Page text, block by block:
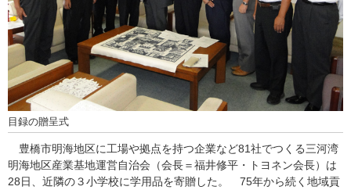
目録の贈呈式
豊橋市明海地区に工場や拠点を持つ企業など81社でつくる三河湾
明海地区産業基地運営自治会（会長＝福井修平・トヨネン会長）は
28日、近隣の３小学校に学用品を寄贈した。 75年から続く地域貢